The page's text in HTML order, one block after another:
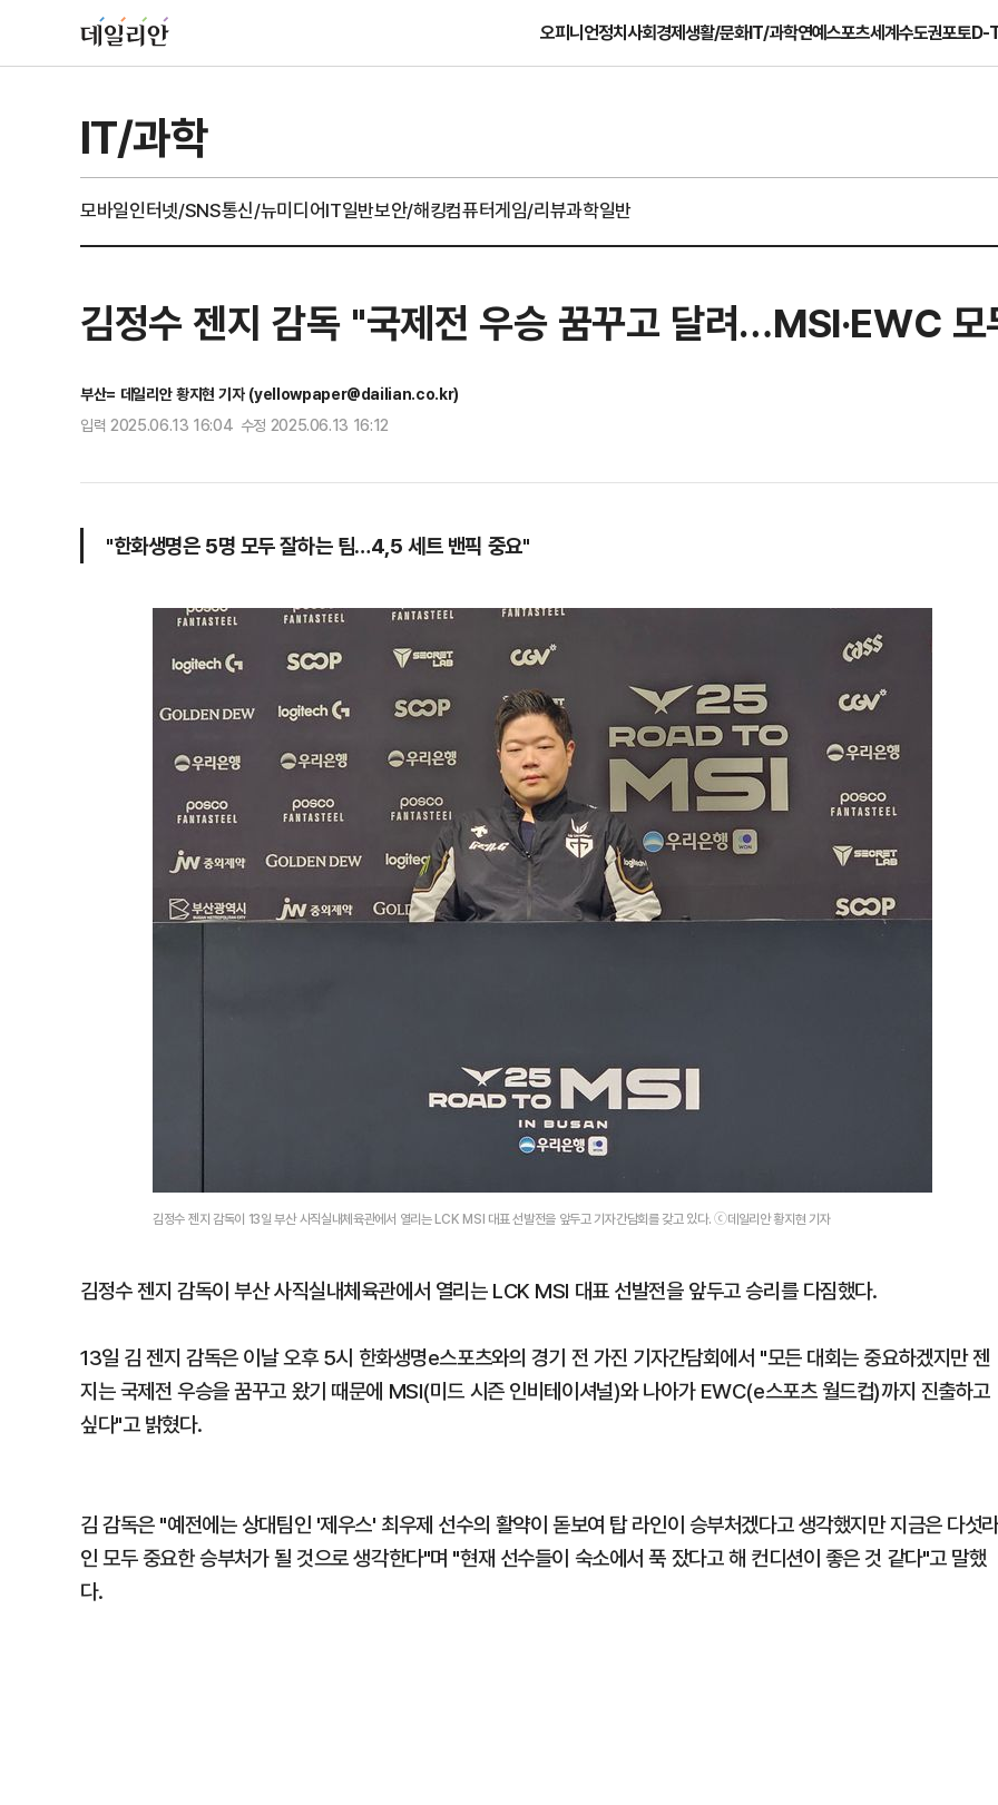
오피니언정치사회경제생활/문화IT/과학연예스포츠세계수도권포토D-
IT/과학
모바일인터넷/SNS통신/뉴미디어IT일반보안/해킹컴퓨터게임/리뷰과학일반
김정수 젠지 감독 "국제전 우승 꿈꾸고 달려…MSI·EWC
부산= 데일리안 황지현 기자 (yellowpaper@dailian.co.kr)
입력 2025.06.13 16:04 수정 2025.06.13 16:12
"한화생명은 5명 모두 잘하는 팀…4,5 세트 밴픽 중요"
김정수 젠지 감독이 13일 부산 사직실내체육관에서 열리는 LCK MSI 대표 선발전을 앞두고 기자간담회를 갖고 있다. ⓒ데일리안 황지현 기자
김정수 젠지 감독이 부산 사직실내체육관에서 열리는 LCK MSI 대표 선발전을 앞두고 승리를 다짐했다.
13일 김 젠지 감독은 이날 오후 5시 한화생명e스포츠와의 경기 전 가진 기자간담회에서 "모든 대회는 중요하겠지만 젠
지는 국제전 우승을 꿈꾸고 왔기 때문에 MSI(미드 시즌 인비테이셔널)와 나아가 EWC(e스포츠 월드컵)까지 진출하고
싶다"고 밝혔다.
김 감독은 "예전에는 상대팀인 '제우스' 최우제 선수의 활약이 돋보여 탑 라인이 승부처겠다고 생각했지만 지금은 다섯
인 모두 중요한 승부처가 될 것으로 생각한다"며 "현재 선수들이 숙소에서 푹 잤다고 해 컨디션이 좋은 것 같다"고 말했
다.
삼전닉스 레버리지 열기 식
금 1조원 밑으로
2
에 민주당도 '당혹'
3
2030은 배달음식·단음료 맘
줄 알았나…'처절한 대가' [김
리 헬스]
속…당 안팎 비판 확산